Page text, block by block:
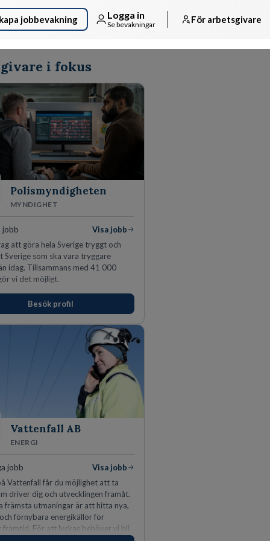
jobbevakning Logga in
Se bevakningar För arbetsgivare
i fokus
Polismyndigheten
MYNDIGHET
jobb
Visa jobb
att göra hela Sverige tryggt och
Sverige som ska vara tryggare
idag. Tillsammans med 41 000
vi det möjligt.
Besök profil
Vattenfall AB
ENERGI
jobb
Visa jobb
Vattenfall får du möjlighet att ta
driver dig och utvecklingen framåt.
främsta utmaningar är att hitta nya,
förnybara energikällor för
framtid. För att lyckas behöver vi bli